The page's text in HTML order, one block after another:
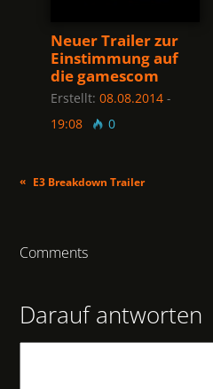
Neuer Trailer zur
Einstimmung auf
die gamescom
Erstellt: 08.08.2014 -
19:08
0
« E3 Breakdown Trailer
Comments
Darauf antworten